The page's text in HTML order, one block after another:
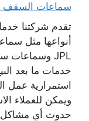
سماعات السقف
تقدم شركتنا
أنواعها مثل
خدمات ما بعد
استمرارية عمل
ويمكن للعملاء
حدوث أي مشاكل